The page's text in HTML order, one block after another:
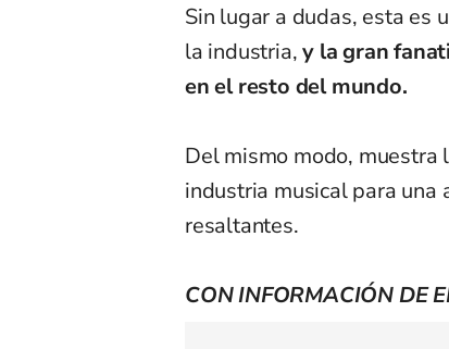
Sin lugar a dudas, esta es
la industria,y la gran
en el resto del mundo.
Del mismo modo, muestra
industria musical para una
resaltantes.
CON INFORMACIÓN DE